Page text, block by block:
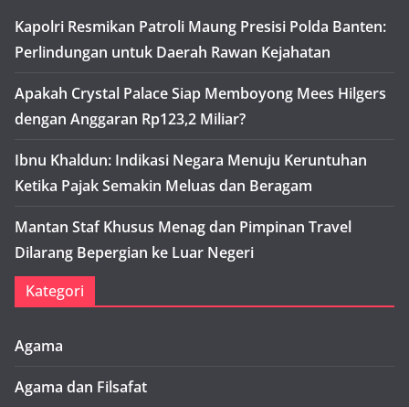
Kapolri Resmikan Patroli Maung Presisi Polda Banten:
Perlindungan untuk Daerah Rawan Kejahatan
Apakah Crystal Palace Siap Memboyong Mees Hilgers
dengan Anggaran Rp123,2 Miliar?
Ibnu Khaldun: Indikasi Negara Menuju Keruntuhan
Ketika Pajak Semakin Meluas dan Beragam
Mantan Staf Khusus Menag dan Pimpinan Travel
Dilarang Bepergian ke Luar Negeri
Kategori
Agama
Agama dan Filsafat